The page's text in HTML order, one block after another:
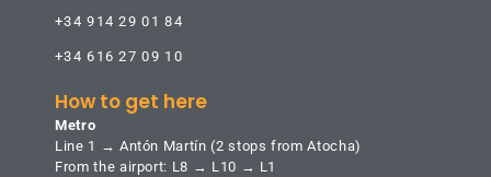
+34 914 29 01 84
+34 616 27 09 10
How to get here
Metro
Line 1 → Antón Martín (2 stops from Atocha)
From the airport: L8 → L10 → L1